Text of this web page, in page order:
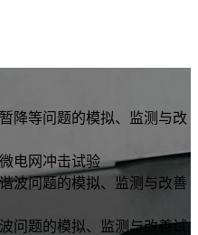
降等问题的模拟、监测与改
电网冲击试验
波问题的模拟、监测与改善
问题的模拟、监测与改善试